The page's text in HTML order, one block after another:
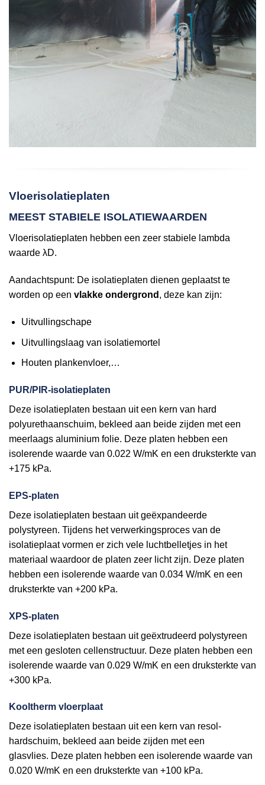
Vloerisolatieplaten
MEEST STABIELE ISOLATIEWAARDEN
Vloerisolatieplaten hebben een zeer stabiele lambda
waarde λD.
Aandachtspunt: De isolatieplaten dienen geplaatst te
worden op een vlakke ondergrond , deze kan zijn:
Uitvullingschape
Uitvullingslaag van isolatiemortel
Houten plankenvloer,…
PUR/PIR-isolatieplaten
Deze isolatieplaten bestaan uit een kern van hard
polyurethaanschuim, bekleed aan beide zijden met een
meerlaags aluminium folie. Deze platen hebben een
isolerende waarde van 0.022 W/mK en een druksterkte van
+175 kPa.
EPS-platen
Deze isolatieplaten bestaan uit geëxpandeerde
polystyreen. Tijdens het verwerkingsproces van de
isolatieplaat vormen er zich vele luchtbelletjes in het
materiaal waardoor de platen zeer licht zijn. Deze platen
hebben een isolerende waarde van 0.034 W/mK en een
druksterkte van +200 kPa.
XPS-platen
Deze isolatieplaten bestaan uit geëxtrudeerd polystyreen
met een gesloten cellenstructuur. Deze platen hebben een
isolerende waarde van 0.029 W/mK en een druksterkte van
+300 kPa.
Kooltherm vloerplaat
Deze isolatieplaten bestaan uit een kern van resol-
hardschuim, bekleed aan beide zijden met een
glasvlies. Deze platen hebben een isolerende waarde van
0.020 W/mK en een druksterkte van +100 kPa.